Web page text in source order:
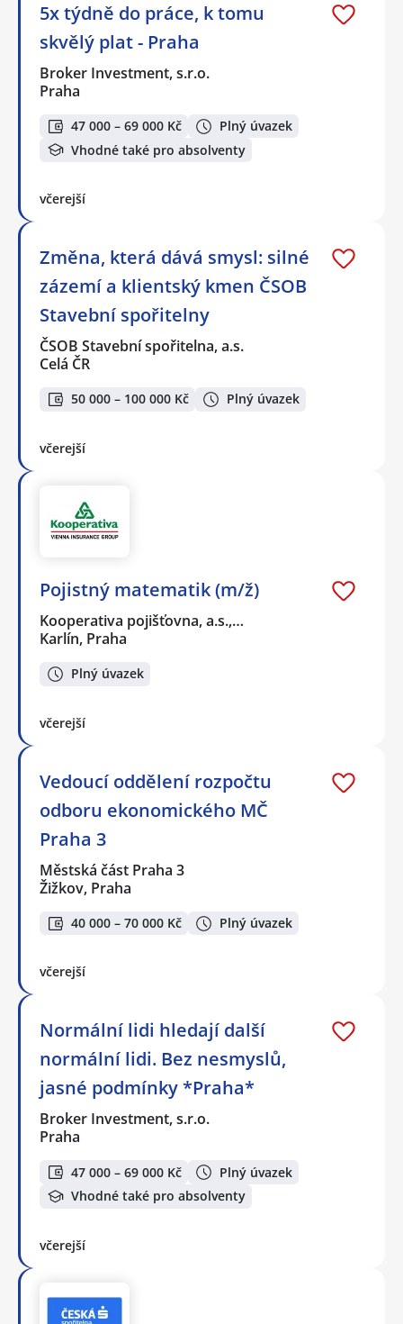
5x týdně do práce, k tomu
skvělý plat - Praha
Broker Investment, s.r.o.
Praha
47 000 – 69 000 Kč
Plný úvazek
Vhodné také pro absolventy
včerejší
Změna, která dává smysl: silné
zázemí a klientský kmen ČSOB
Stavební spořitelny
ČSOB Stavební spořitelna, a.s.
Celá ČR
50 000 – 100 000 Kč Plný úvazek
včerejší
Pojistný matematik (m/ž)
Kooperativa pojišťovna, a.s.,…
Karlín, Praha
Plný úvazek
včerejší
Vedoucí oddělení rozpočtu
odboru ekonomického MČ
Praha 3
Městská část Praha 3
Žižkov, Praha
40 000 – 70 000 Kč Plný úvazek
včerejší
Normální lidi hledají další
normální lidi. Bez nesmyslů,
jasné podmínky *Praha*
Broker Investment, s.r.o.
Praha
47 000 – 69 000 Kč
Plný úvazek
Vhodné také pro absolventy
včerejší